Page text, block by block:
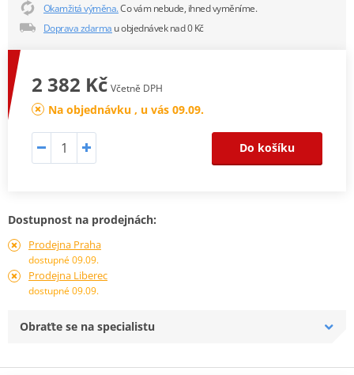
Okamžitá výměna.Co vám nebude, ihned vyměníme.
Doprava zdarma u objednávek nad 0 Kč
2 382 Kč Včetně DPH
Na objednávku , u vás 09.09.
Do košíku
Dostupnost na prodejnách:
Prodejna Praha
dostupné 09.09.
Prodejna Liberec
dostupné 09.09.
Obraťte se na specialistu